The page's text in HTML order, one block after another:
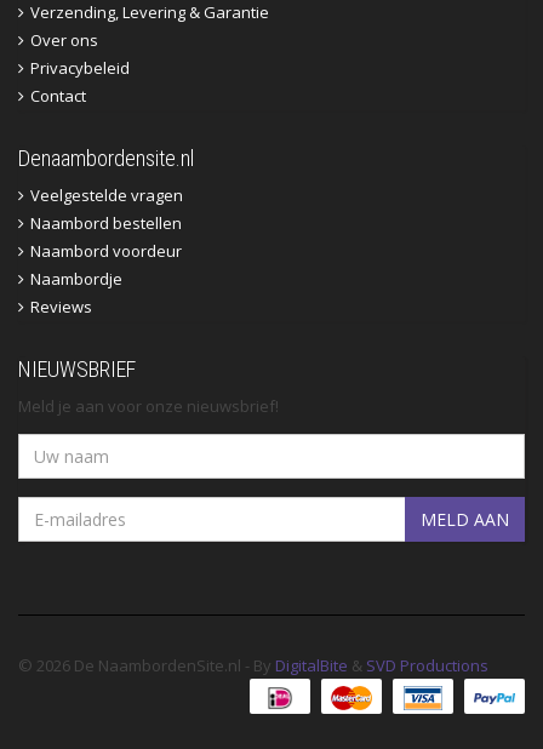
Verzending, Levering & Garantie
Over ons
Privacybeleid
Contact
Denaambordensite.nl
Veelgestelde vragen
Naambord bestellen
Naambord voordeur
Naambordje
Reviews
NIEUWSBRIEF
Meld je aan voor onze nieuwsbrief!
MELD AAN
© 2026 De NaambordenSite.nl - By DigitalBite & SVD Productions